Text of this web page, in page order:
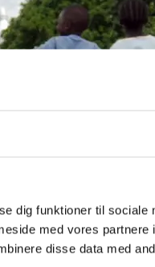
dig funktioner til sociale
med vores partnere
disse data med
01-2025 - Kl. 14:30-16:30